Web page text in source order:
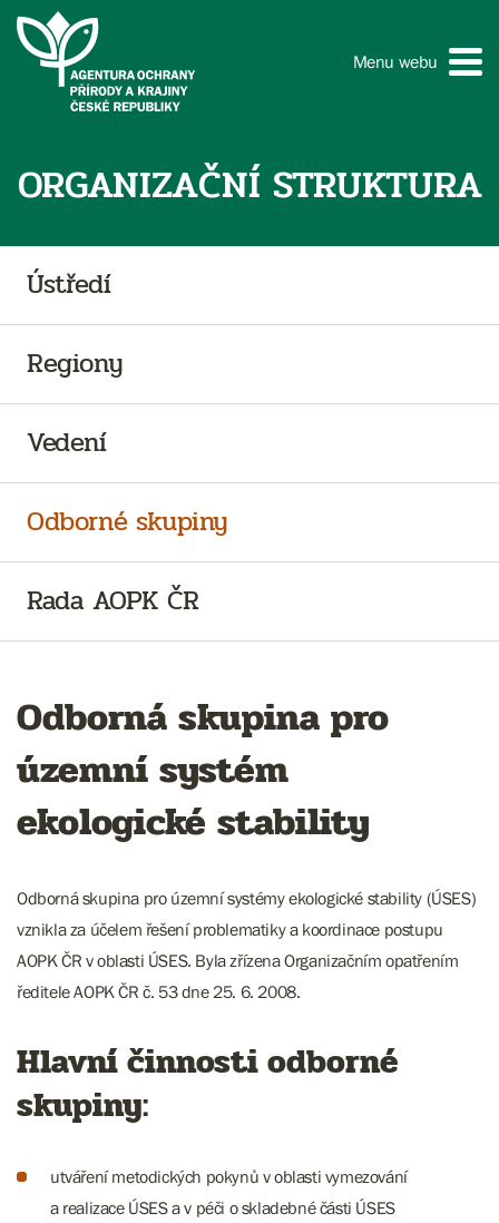
Menu webu
ORGANIZAČNÍ STRUKTURA
Ústředí
Regiony
Vedení
Odborné skupiny
Rada AOPK ČR
Odborná skupina pro
územní systém
ekologické stability
Odborná skupina pro územní systémy ekologické stability (ÚSES)
vznikla za účelem řešení problematiky a koordinace postupu
AOPK ČR v oblasti ÚSES. Byla zřízena Organizačním opatřením
ředitele AOPK ČR č. 53 dne 25. 6. 2008.
Hlavní činnosti odborné
skupiny:
utváření metodických pokynů v oblasti vymezování
a realizace ÚSES a v péči o skladebné části ÚSES